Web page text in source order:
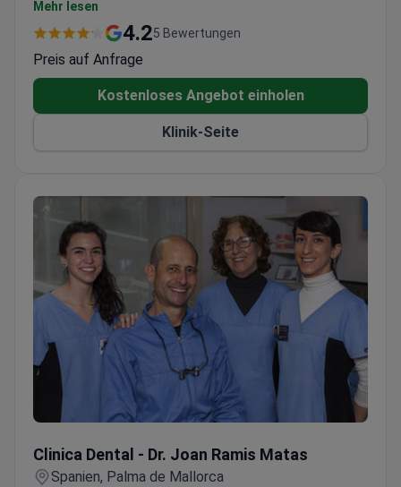
aus den Vereinigten Staaten, Kanada, Großbritannien
und anderen Ländern wählen das Juaneda Fertility
Center Mallorca für die Gesundheitsversorgung.
Mehr lesen
4.25 Bewertungen
Preis auf Anfrage
Kostenloses Angebot einholen
Klinik-Seite
Clinica Dental - Dr. Joan Ramis Matas
Spanien, Palma de Mallorca